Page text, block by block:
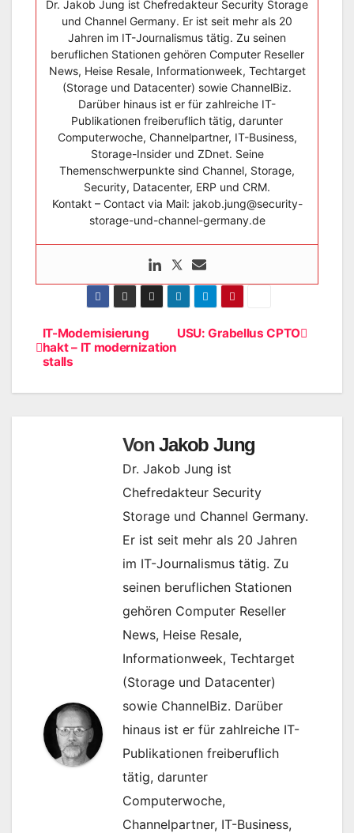
Dr. Jakob Jung ist Chefredakteur Security Storage
und Channel Germany. Er ist seit mehr als 20
Jahren im IT-Journalismus tätig. Zu seinen
beruflichen Stationen gehören Computer Reseller
News, Heise Resale, Informationweek, Techtarget
(Storage und Datacenter) sowie ChannelBiz.
Darüber hinaus ist er für zahlreiche IT-
Publikationen freiberuflich tätig, darunter
Computerwoche, Channelpartner, IT-Business,
Storage-Insider und ZDnet. Seine
Themenschwerpunkte sind Channel, Storage,
Security, Datacenter, ERP und CRM.
Kontakt – Contact via Mail: jakob.jung@security-
storage-und-channel-germany.de
Beitragsnavigation
USU: Grabellus CPTO
IT-Modernisierung
hakt – IT modernization
stalls
VonJakob Jung
Dr. Jakob Jung ist
Chefredakteur Security
Storage und Channel Germany.
Er ist seit mehr als 20 Jahren
im IT-Journalismus tätig. Zu
seinen beruflichen Stationen
gehören Computer Reseller
News, Heise Resale,
Informationweek, Techtarget
(Storage und Datacenter)
sowie ChannelBiz. Darüber
hinaus ist er für zahlreiche IT-
Publikationen freiberuflich
tätig, darunter
Computerwoche,
Channelpartner, IT-Business,